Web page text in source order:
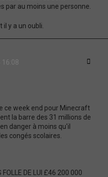
par au moins une personne.
y a un oubli.
16:08
ce week end pour Minecraft
la barre des 31 millions de
danger à moins qu'il
congés scolaires.
FOLLE DE LUI £46 200 000